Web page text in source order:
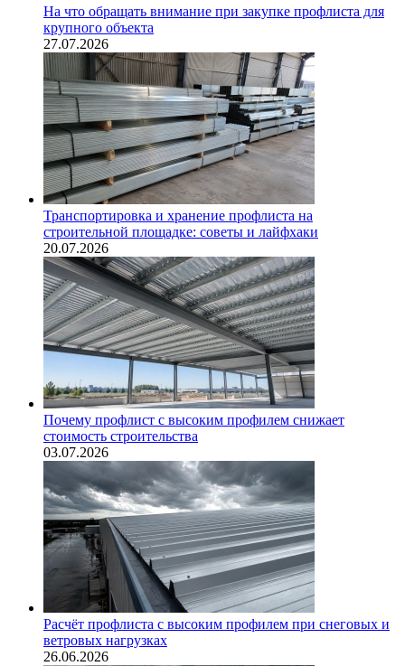
На что обращать внимание при закупке профлиста для
крупного объекта
27.07.2026
Транспортировка и хранение профлиста на
строительной площадке: советы и лайфхаки
20.07.2026
Почему профлист с высоким профилем снижает
стоимость строительства
03.07.2026
Расчёт профлиста с высоким профилем при снеговых и
ветровых нагрузках
26.06.2026